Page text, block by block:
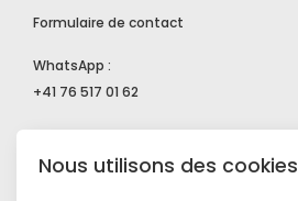
Nous utilisons des cookies
Formulaire de contact
WhatsApp :
+41 76 517 01 62